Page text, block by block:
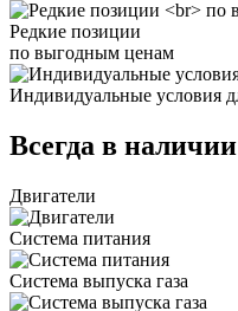
Редкие позиции
по выгодным ценам
Индивидуальные условия
Всегда в
Двигатели
Система питания
Система выпуска газа